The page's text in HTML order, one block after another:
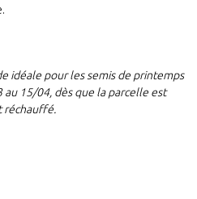
idéale pour les semis de printemps
15/04, dès que la parcelle est
réchauffé.